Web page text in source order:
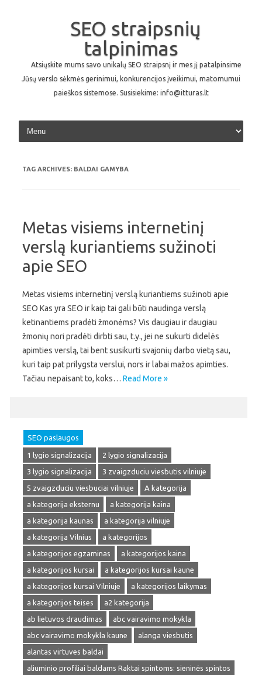
SEO straipsnių
talpinimas
Atsiųskite mums savo unikalų SEO straipsnį ir mes jį patalpinsime
Jūsų verslo sėkmės gerinimui, konkurencijos įveikimui, matomumui
paieškos sistemose. Susisiekime: info@itturas.lt
Skip to content
TAG ARCHIVES: BALDAI GAMYBA
Metas visiems internetinį
verslą kuriantiems sužinoti
apie SEO
Metas visiems internetinį verslą kuriantiems sužinoti apie
SEO Kas yra SEO ir kaip tai gali būti naudinga verslą
ketinantiems pradėti žmonėms? Vis daugiau ir daugiau
žmonių nori pradėti dirbti sau, t.y., jei ne sukurti didelės
apimties verslą, tai bent susikurti svajonių darbo vietą sau,
kuri taip pat prilygsta verslui, nors ir labai mažos apimties.
Tačiau nepaisant to, koks… Read More »
SEO paslaugos
1 lygio signalizacija
2 lygio signalizacija
3 lygio signalizacija
3 zvaigzduciu viesbutis vilniuje
5 zvaigzduciu viesbuciai vilniuje
A kategorija
a kategorija eksternu
a kategorija kaina
a kategorija kaunas
a kategorija vilniuje
a kategorija Vilnius
a kategorijos
a kategorijos egzaminas
a kategorijos kaina
a kategorijos kursai
a kategorijos kursai kaune
a kategorijos kursai Vilniuje
a kategorijos laikymas
a kategorijos teises
a2 kategorija
ab lietuvos draudimas
abc vairavimo mokykla
abc vairavimo mokykla kaune
alanga viesbutis
alantas virtuves baldai
aliuminio profiliai baldams Raktai spintoms: sieninės spintos